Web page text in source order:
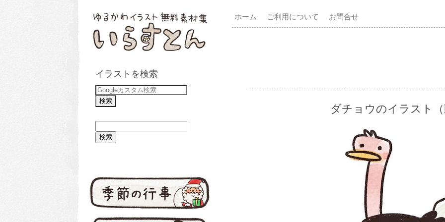
イラストを検索
ホーム ご利用について お問合せ
ダチョウのイラスト